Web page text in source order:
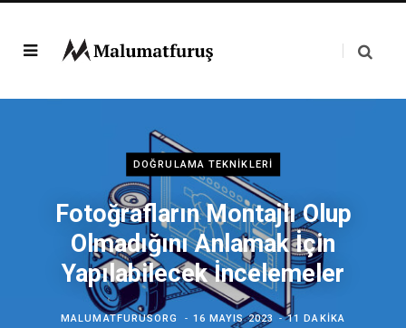
DOĞRULAMA TEKNIKLERI
Fotoğrafların Montajlı Olup
Olmadığını Anlamak İçin
Yapılabilecek İncelemeler
MALUMATFURUSORG 16 MAYIS 2023 11 DAKIKA